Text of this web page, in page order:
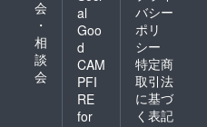
会
・
相
談
会
al
Goo
d
CAM
PFI
RE
for
バシー
ポリ
シー
特定商
取引法
に基づ
く表記